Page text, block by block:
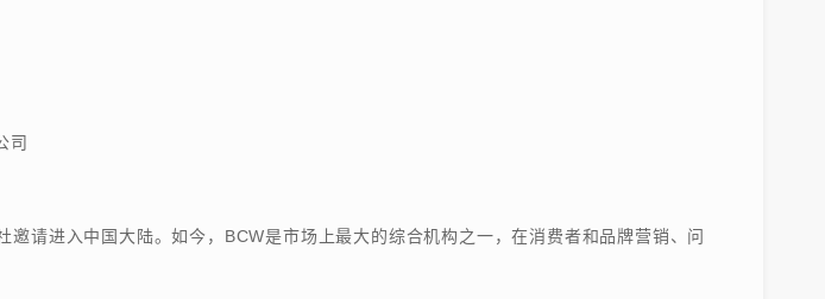
司
请进入中国大陆。如今，BCW是市场上最大的综合机构之一，在消费者和品牌营销、问